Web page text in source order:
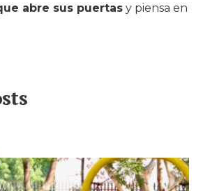
abre sus puertas y piensa en